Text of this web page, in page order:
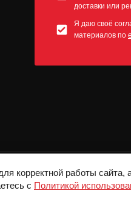
доставки или
Я даю своё
материалов по
ЗАЩИЩЕНЫ
корректной работы
с Политикой